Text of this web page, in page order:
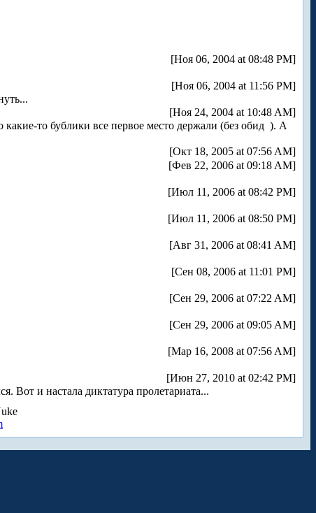
[Ноя 06, 2004 at 08:48 PM]
[Ноя 06, 2004 at 11:56 PM]
[Ноя 24, 2004 at 10:48 AM]
то бублики все первое место держали (без обид ). А
[Окт 18, 2005 at 07:56 AM]
[Фев 22, 2006 at 09:18 AM]
[Июл 11, 2006 at 08:42 PM]
[Июл 11, 2006 at 08:50 PM]
[Авг 31, 2006 at 08:41 AM]
[Сен 08, 2006 at 11:01 PM]
[Сен 29, 2006 at 07:22 AM]
[Сен 29, 2006 at 09:05 AM]
[Мар 16, 2008 at 07:56 AM]
[Июн 27, 2010 at 02:42 PM]
Вот и настала диктатура пролетариата...